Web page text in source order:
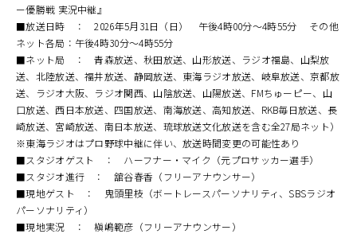
ー優勝戦 実況中継』
■放送日時 ： 2026年5月31日（日） 午後4時00分～4時55分 その他
ネット各局：午後4時30分～4時55分
■ネット局 ： 青森放送、秋田放送、山形放送、ラジオ福島、山梨放
送、北陸放送、福井放送、静岡放送、東海ラジオ放送、岐阜放送、京都放
送、ラジオ大阪、ラジオ関西、山陰放送、山陽放送、FMちゅーピー、山
口放送、西日本放送、四国放送、南海放送、高知放送、RKB毎日放送、長
崎放送、宮崎放送、南日本放送、琉球放送文化放送を含む全27局ネット）
※東海ラジオはプロ野球中継に伴い、放送時間変更の可能性あり
■スタジオゲスト ： ハーフナー・マイク（元プロサッカー選手）
■スタジオ進行 ： 舘谷春香（フリーアナウンサー）
■現地ゲスト ： 鬼頭里枝（ボートレースパーソナリティ、SBSラジオ
パーソナリティ）
■現地実況 ： 槇嶋範彦（フリーアナウンサー）